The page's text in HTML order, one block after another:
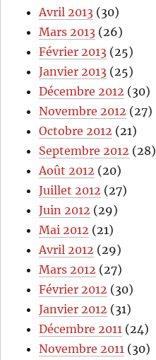
Avril 2013 (30)
Mars 2013 (26)
Février 2013 (25)
Janvier 2013 (25)
Décembre 2012 (30)
Novembre 2012 (27)
Octobre 2012 (21)
Septembre 2012 (28)
Août 2012 (20)
Juillet 2012 (27)
Juin 2012 (29)
Mai 2012 (21)
Avril 2012 (29)
Mars 2012 (27)
Février 2012 (30)
Janvier 2012 (31)
Décembre 2011 (24)
Novembre 2011 (30)